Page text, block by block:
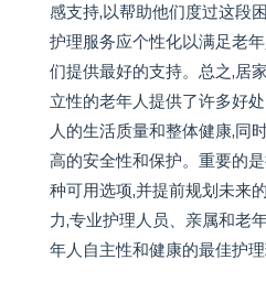
感支持,以帮助他们度过这段
护理服务应个性化以满足老
们提供最好的支持。总之,居
立性的老年人提供了许多好
人的生活质量和整体健康,同
高的安全性和保护。重要的
种可用选项,并提前规划未来
力,专业护理人员、亲属和老
年人自主性和健康的最佳护理